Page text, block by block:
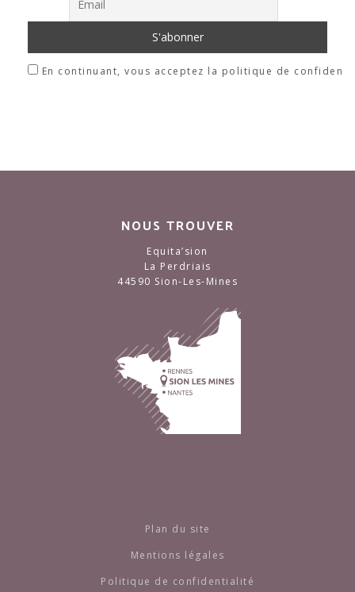
En continuant, vous acceptez la politique de
NOUS TROUVER
Equita’sion
La Perdriais
44590 Sion-Les-Mines
Plan du site
Mentions légales
Politique de confidentialité